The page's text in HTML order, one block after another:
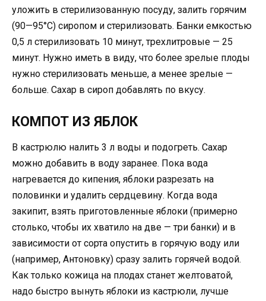
уложить в стерилизованную посуду, залить горячим
(90—95°С) сиропом и стерилизовать. Банки емкостью
0,5 л стерилизовать 10 минут, трехлитровые — 25
минут. Нужно иметь в виду, что более зрелые плоды
нужно стерилизовать меньше, а менее зрелые —
больше. Сахар в сироп добавлять по вкусу.
КОМПОТ ИЗ ЯБЛОК
В кастрюлю налить 3 л воды и пoдогреть. Сахар
можно добавить в воду заранее. Пока вода
нагревается до кипения, яблоки разрезать на
половинки и удалить сердцевину. Когда вода
закипит, взять приготовленные яблоки (примерно
столько, чтобы их хватило на две — три банки) и в
зависимости от сорта опустить в горячую воду или
(например, Антоновку) сразу залить горячей водой.
Как только кожица на плодах станет желтоватой,
надо быстро вынуть яблоки из кастрюли, лучше